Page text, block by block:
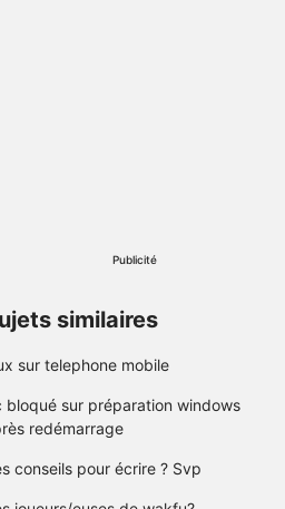
Publicité
similaires
sur telephone mobile
bloqué sur préparation windows
redémarrage
conseils pour écrire ? Svp